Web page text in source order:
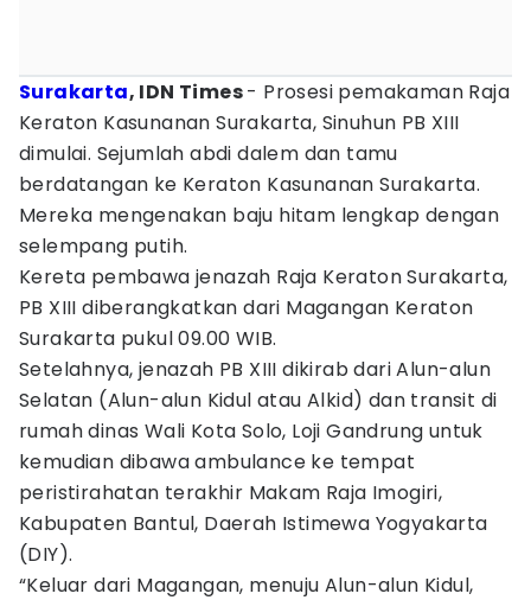
Surakarta, IDN Times- Prosesi pemakaman Raja
Keraton Kasunanan Surakarta, Sinuhun PB XIII
dimulai. Sejumlah abdi dalem dan tamu
berdatangan ke Keraton Kasunanan Surakarta.
Mereka mengenakan baju hitam lengkap dengan
selempang putih.
Kereta pembawa jenazah Raja Keraton Surakarta,
PB XIII diberangkatkan dari Magangan Keraton
Surakarta pukul 09.00 WIB.
Setelahnya, jenazah PB XIII dikirab dari Alun-alun
Selatan (Alun-alun Kidul atau Alkid) dan transit di
rumah dinas Wali Kota Solo, Loji Gandrung untuk
kemudian dibawa ambulance ke tempat
peristirahatan terakhir Makam Raja Imogiri,
Kabupaten Bantul, Daerah Istimewa Yogyakarta
(DIY).
“Keluar dari Magangan, menuju Alun-alun Kidul,